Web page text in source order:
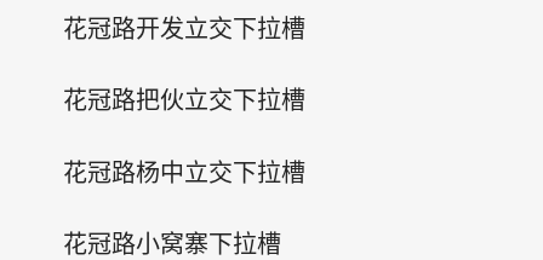
花冠路开发立交下拉槽
花冠路把伙立交下拉槽
花冠路杨中立交下拉槽
花冠路小窝寨下拉槽